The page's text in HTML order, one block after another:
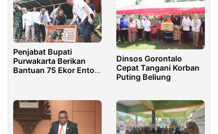
Penjabat Bupati
Purwakarta Berikan
Bantuan 75 Ekor Entog
Dinsos Gorontalo
Cepat Tangani Korban
Puting Beliung